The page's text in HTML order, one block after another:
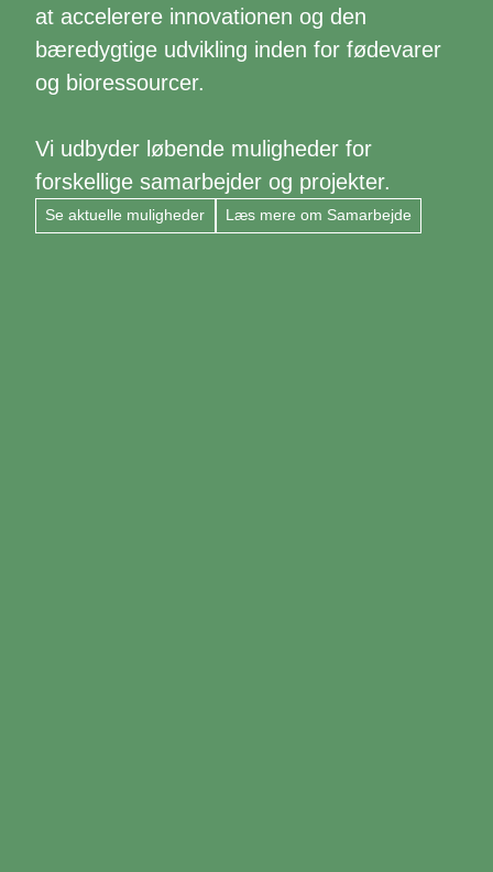
at accelerere innovationen og den
bæredygtige udvikling inden for fødevarer
og bioressourcer.
Vi udbyder løbende muligheder for
forskellige samarbejder og projekter.
Se aktuelle muligheder Læs mere om Samarbejde